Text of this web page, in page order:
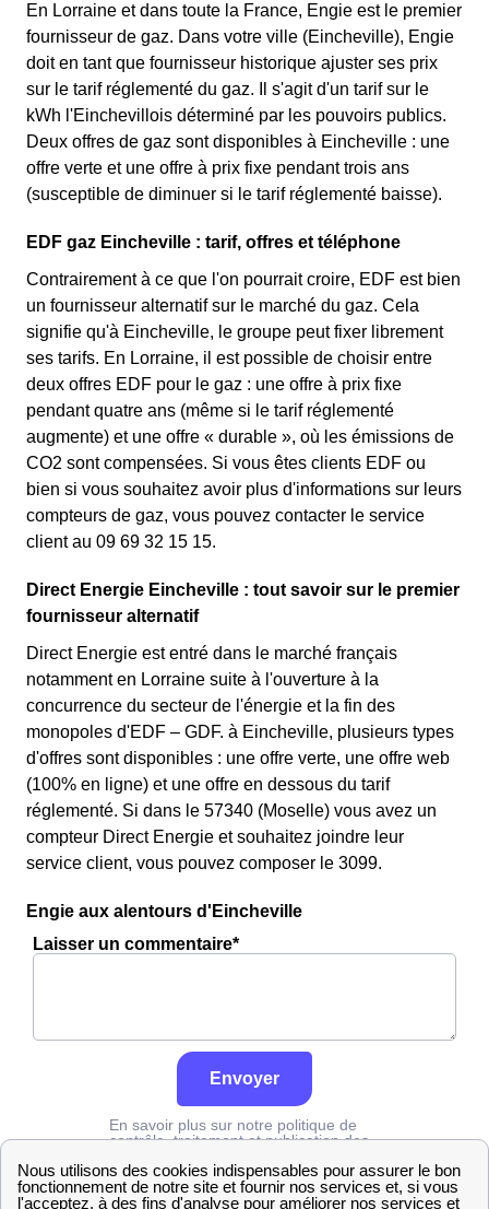
En Lorraine et dans toute la France, Engie est le premier
fournisseur de gaz. Dans votre ville (Eincheville), Engie
doit en tant que fournisseur historique ajuster ses prix
sur le tarif réglementé du gaz. Il s'agit d'un tarif sur le
kWh l'Einchevillois déterminé par les pouvoirs publics.
Deux offres de gaz sont disponibles à Eincheville : une
offre verte et une offre à prix fixe pendant trois ans
(susceptible de diminuer si le tarif réglementé baisse).
EDF gaz Eincheville : tarif, offres et téléphone
Contrairement à ce que l'on pourrait croire, EDF est bien
un fournisseur alternatif sur le marché du gaz. Cela
signifie qu'à Eincheville, le groupe peut fixer librement
ses tarifs. En Lorraine, il est possible de choisir entre
deux offres EDF pour le gaz : une offre à prix fixe
pendant quatre ans (même si le tarif réglementé
augmente) et une offre « durable », où les émissions de
CO2 sont compensées. Si vous êtes clients EDF ou
bien si vous souhaitez avoir plus d'informations sur leurs
compteurs de gaz, vous pouvez contacter le service
client au 09 69 32 15 15.
Direct Energie Eincheville : tout savoir sur le premier
fournisseur alternatif
Direct Energie est entré dans le marché français
notamment en Lorraine suite à l'ouverture à la
concurrence du secteur de l'énergie et la fin des
monopoles d'EDF – GDF. à Eincheville, plusieurs types
d'offres sont disponibles : une offre verte, une offre web
(100% en ligne) et une offre en dessous du tarif
réglementé. Si dans le 57340 (Moselle) vous avez un
compteur Direct Energie et souhaitez joindre leur
service client, vous pouvez composer le 3099.
Engie aux alentours d'Eincheville
Laisser un commentaire*
Envoyer
En savoir plus sur notre politique de
contrôle, traitement et publication des